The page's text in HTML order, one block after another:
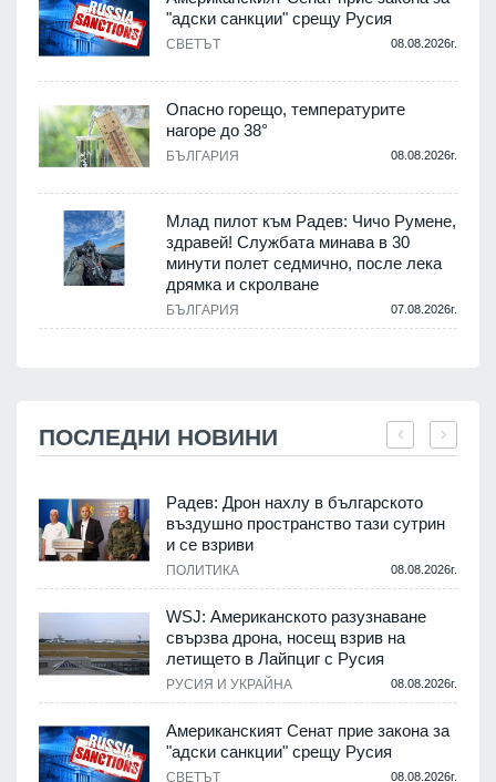
"адски санкции" срещу Русия
СВЕТЪТ 08.08.2026г.
Опасно горещо, температурите
нагоре до 38°
БЪЛГАРИЯ 08.08.2026г.
Млад пилот към Радев: Чичо Румене,
здравей! Службата минава в 30
минути полет седмично, после лека
дрямка и скролване
БЪЛГАРИЯ 07.08.2026г.
ПОСЛЕДНИ НОВИНИ
Радев: Дрон нахлу в българското
въздушно пространство тази сутрин
и се взриви
ПОЛИТИКА 08.08.2026г.
WSJ: Американското разузнаване
свързва дрона, носещ взрив на
летището в Лайпциг с Русия
РУСИЯ И УКРАЙНА 08.08.2026г.
Американският Сенат прие закона за
"адски санкции" срещу Русия
СВЕТЪТ 08.08.2026г.